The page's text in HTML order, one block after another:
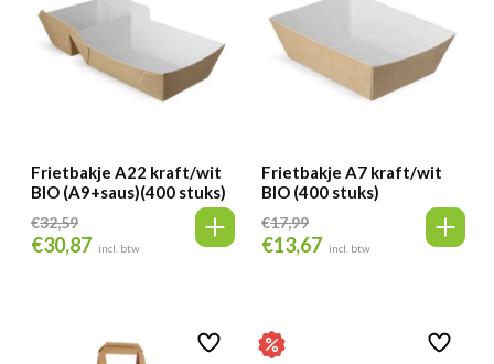
Frietbakje A22 kraft/wit
BIO (A9+saus)(400 stuks)
€32,59
Oorspronkelijke
€30,87 Huidige
incl. btw
Frietbakje A7 kraft/wit
BIO (400 stuks)
€17,99
Oorspronkelijke
€17,99.
€13,67 Huidige
incl. btw